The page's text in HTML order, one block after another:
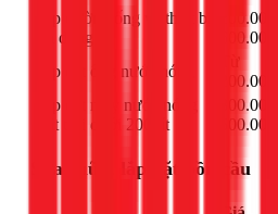
Lắp đường ống và thiết bị
gia dụng
200.000 -
600.000đ
Lắp đặt ống nước nóng
200.000đ
Lắp đặt máy nước nóng
mặt trời dưới 200 lít
300.000 -
500.000đ
Sửa chữa, lắp đặt bồn cầu